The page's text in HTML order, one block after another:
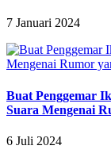
7 Januari 2024
Buat Penggemar
Suara Mengenai
6 Juli 2024